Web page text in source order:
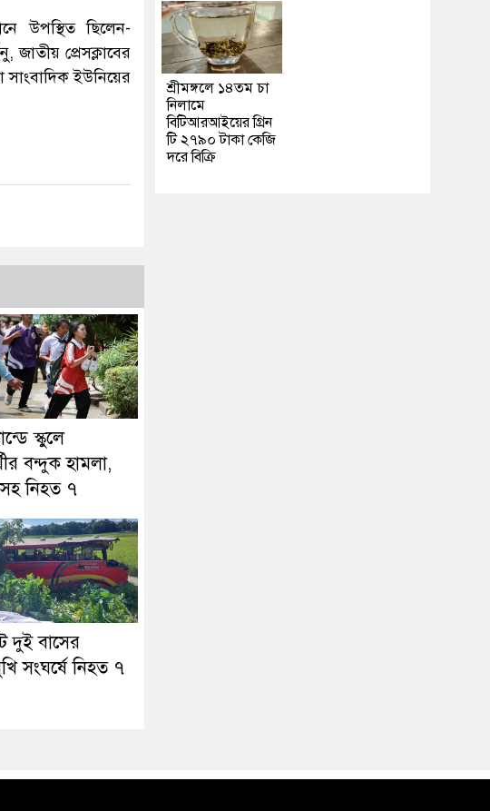
উপস্থিত ছিলেন-
জাতীয় প্রেসক্লাবের
ইউনিয়ের
স্কুলে
বন্দুক হামলা,
নিহত ৭
দুই বাসের
সংঘর্ষে নিহত ৭
শ্রীমঙ্গলে ১৪তম চা
নিলামে
বিটিআরআইয়ের গ্রিন
টি ২৭৯০ টাকা কেজি
দরে বিক্রি